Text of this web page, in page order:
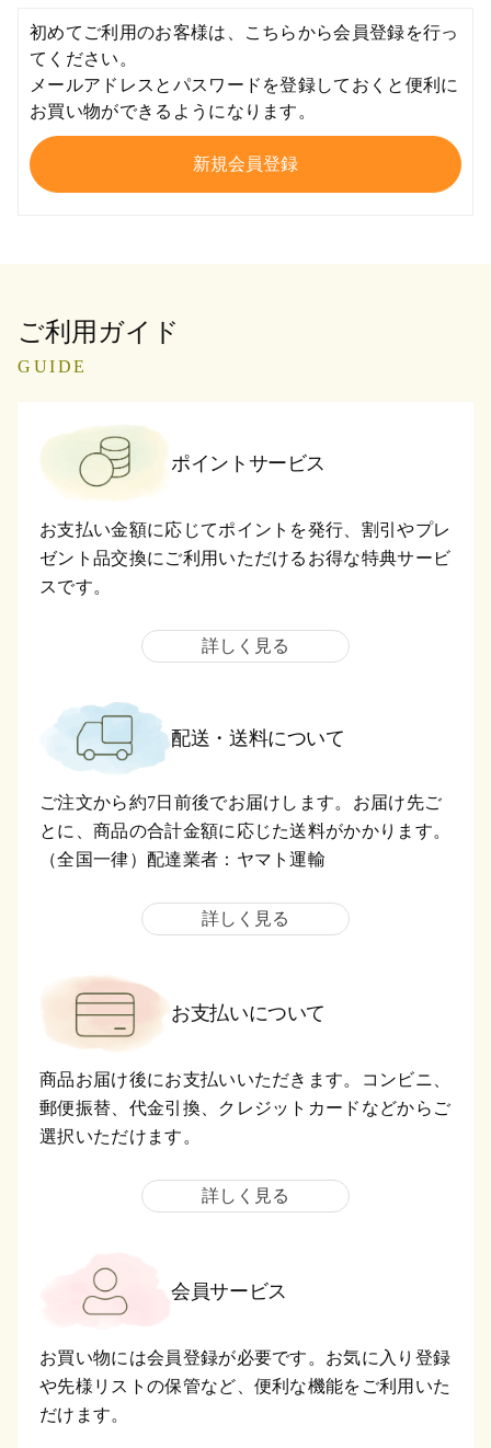
初めてご利用のお客様は、こちらから会員登録を行っ
てください。
メールアドレスとパスワードを登録しておくと便利に
お買い物ができるようになります。
ご利用ガイド
GUIDE
ポイントサービス
お支払い金額に応じてポイントを発行、割引やプレ
ゼント品交換にご利用いただけるお得な特典サービ
スです。
詳しく見る
配送・送料について
ご注文から約7日前後でお届けします。お届け先ご
とに、商品の合計金額に応じた送料がかかります。
（全国一律）配達業者：ヤマト運輸
詳しく見る
お支払いについて
商品お届け後にお支払いいただきます。コンビニ、
郵便振替、代金引換、クレジットカードなどからご
選択いただけます。
詳しく見る
会員サービス
お買い物には会員登録が必要です。お気に入り登録
や先様リストの保管など、便利な機能をご利用いた
だけます。